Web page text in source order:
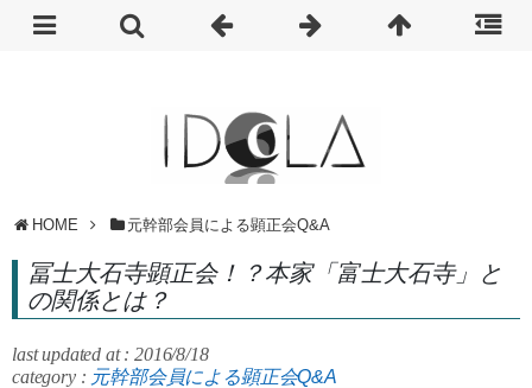
HOME 元幹部会員による顕正会Q&A
冨士大石寺顕正会！？本家「富士大石寺」と
の関係とは？
last updated at : 2016/8/18
category : 元幹部会員による顕正会Q&A